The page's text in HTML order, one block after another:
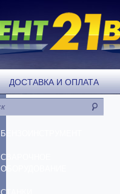
ДОСТАВКА И ОПЛАТА
БЕНЗОИНСТРУМЕНТ
СВАРОЧНОЕ
ОБОРУДОВАНИЕ